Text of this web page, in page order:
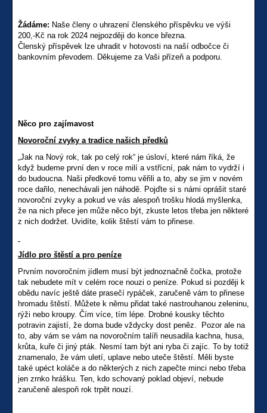
Žádáme: Naše členy o uhrazení členského příspěvku ve výši
200,-Kč na rok 2024 nejpozději do konce března.
Členský příspěvek lze uhradit v hotovosti na naší odbočce či
bankovním převodem. Děkujeme za Vaši přízeň a podporu.
Něco pro zajímavost
Novoroční zvyky a tradice našich předků
„Jak na Nový rok, tak po celý rok“ je úsloví, které nám říká, že
když budeme první den v roce milí a vstřícní, pak nám to vydrží i
do budoucna. Naši předkové tomu věřili a to, aby se jim v novém
roce dařilo, nenechávali jen náhodě. Pojďte si s námi oprášit staré
novoroční zvyky a pokud ve vás alespoň trošku hlodá myšlenka,
že na nich přece jen může něco být, zkuste letos třeba jen některé
z nich dodržet. Uvidíte, kolik štěstí vám to přinese.
Jídlo pro štěstí a pro peníze
Prvním novoročním jídlem musí být jednoznačně čočka, protože
tak nebudete mít v celém roce nouzi o peníze. Pokud si později k
obědu navíc ještě dáte prasečí rypáček, zaručeně vám to přinese
hromadu štěstí. Můžete k němu přidat také nastrouhanou zeleninu,
rýži nebo kroupy. Čím více, tím lépe. Drobné kousky těchto
potravin zajistí, že doma bude vždycky dost peněz. Pozor ale na
to, aby vám se vám na novoročním talíři neusadila kachna, husa,
krůta, kuře či jiný pták. Nesmí tam být ani ryba či zajíc. To by totiž
znamenalo, že vám uletí, uplave nebo uteče štěstí. Měli byste
také upéct koláče a do některých z nich zapečte minci nebo třeba
jen zrnko hrášku. Ten, kdo schovaný poklad objeví, nebude
zaručeně alespoň rok trpět nouzí.